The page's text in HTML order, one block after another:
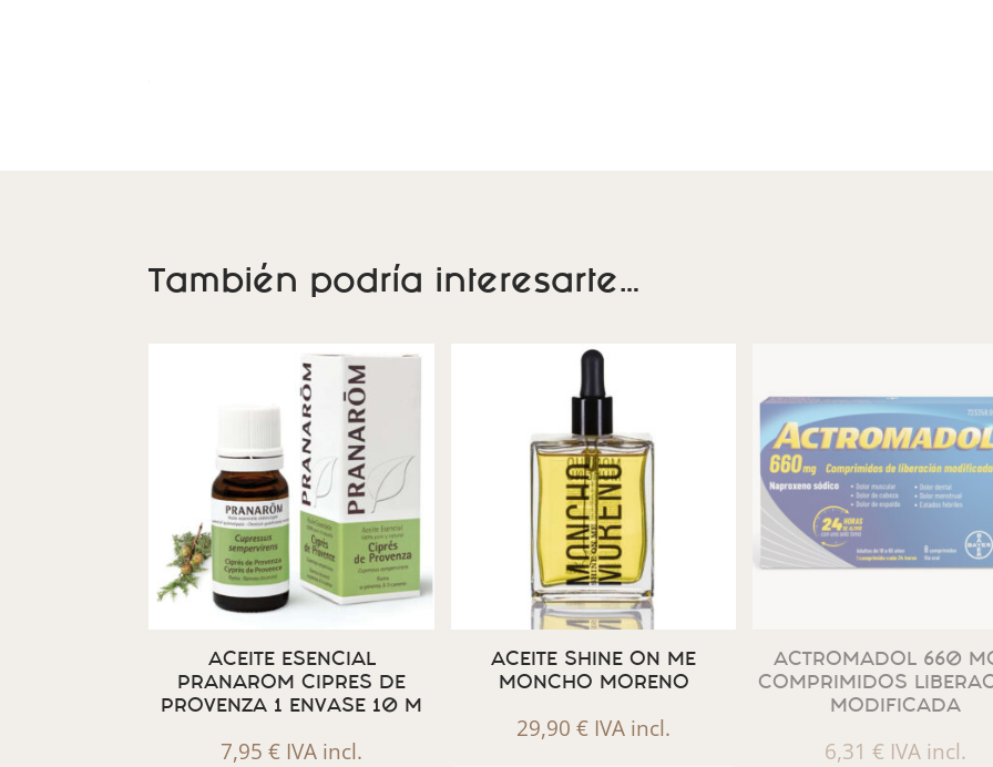
También podría interesarte…
ACEITE ESENCIAL
PRANAROM CIPRES DE
PROVENZA 1 ENVASE 10 M
7,95€ IVA incl.
ACEITE SHINE ON ME
MONCHO MORENO
29,90€ IVA incl.
ACTROMADOL 660
COMPRIMIDOS
MODIFICADA
6,31€ IVA incl.